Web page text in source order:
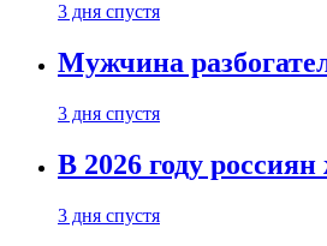
3 дня спустя
Мужчина
3 дня спустя
В 2026 году
3 дня спустя